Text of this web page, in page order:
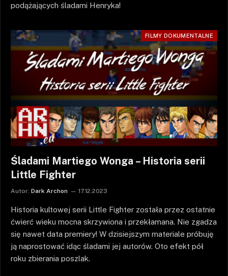
podążających śladami Henryka!
FILMY DOKUMENTALNE
Śladami Martiego Wonga – Historia serii
Little Fighter
Autor: Dark Archon 17.12.2023
Historia kultowej serii Little Fighter została przez ostatnie
ćwierć wieku mocna skrzywiona i przekłamana. Nie zgadza
się nawet data premiery! W dzisiejszym materiale próbuję
ją naprostować idąc śladami jej autorów. Oto efekt pół
roku zbierania poszlak.